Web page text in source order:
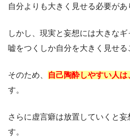
自分よりも大きく見せる必要があ
しかし、現実と妄想には大きなギ
嘘をつくしか自分を大きく見せる
そのため、 自己陶酔しやすい人
す。
さらに虚言癖は放置していくと
す。